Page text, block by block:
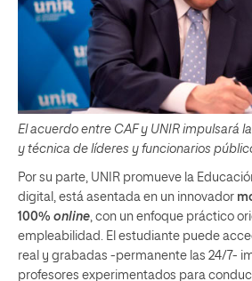
El acuerdo entre CAF y UNIR impulsará
y técnica de líderes y funcionarios
Por su parte, UNIR promueve la
digital, está asentada en un innovador
100% online, con un enfoque práctico
empleabilidad. El estudiante puede
real y grabadas -permanente las 24/7-
profesores experimentados para